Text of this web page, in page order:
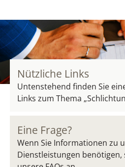
Nützliche Links
Untenstehend finden Sie
Links zum Thema
Eine Frage?
Wenn Sie Informationen zu
Dienstleistungen benötigen,